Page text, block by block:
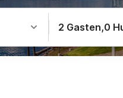
2 Gasten,0